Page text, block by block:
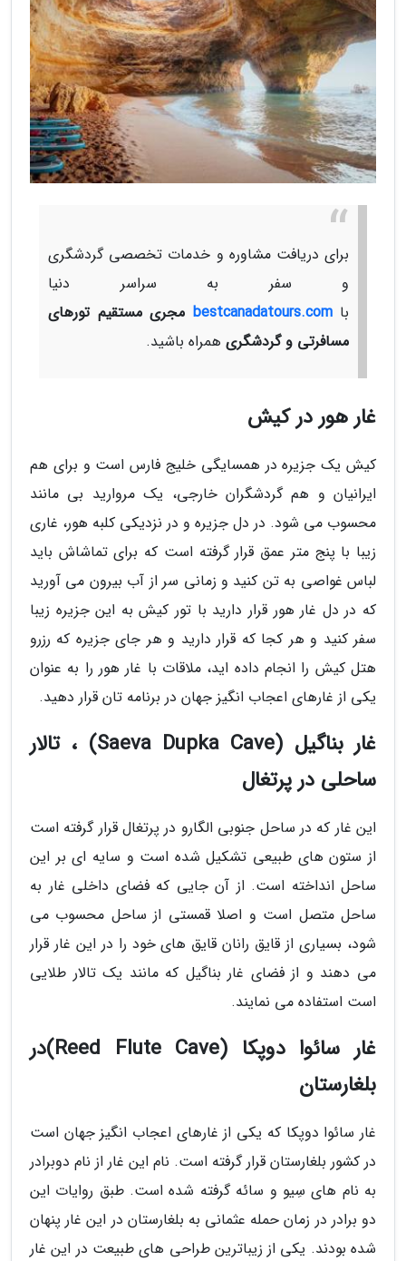
برای دریافت مشاوره و خدمات تخصصی گردشگری
و سفر به سراسر دنیا
باbestcanadatours.com مجری مستقیم تورهای
مسافرتی و گردشگری همراه باشید.
غار هور در کیش
کیش یک جزیره در همسایگی خلیج فارس است و برای هم
ایرانیان و هم گردشگران خارجی، یک مروارید بی مانند
محسوب می شود. در دل جزیره و در نزدیکی کلبه هور، غاری
زیبا با پنج متر عمق قرار گرفته است که برای تماشاش باید
لباس غواصی به تن کنید و زمانی سر از آب بیرون می آورید
که در دل غار هور قرار دارید با تور کیش به این جزیره زیبا
سفر کنید و هر کجا که قرار دارید و هر جای جزیره که رزرو
هتل کیش را انجام داده اید، ملاقات با غار هور را به عنوان
یکی از غارهای اعجاب انگیز جهان در برنامه تان قرار دهید.
غار بناگیل (Saeva Dupka Cave) ، تالار
ساحلی در پرتغال
این غار که در ساحل جنوبی الگارو در پرتغال قرار گرفته است
از ستون های طبیعی تشکیل شده است و سایه ای بر این
ساحل انداخته است. از آن جایی که فضای داخلی غار به
ساحل متصل است و اصلا قمستی از ساحل محسوب می
شود، بسیاری از قایق رانان قایق های خود را در این غار قرار
می دهند و از فضای غار بناگیل که مانند یک تالار طلایی
است استفاده می نمایند.
غار سائوا دوپکا (Reed Flute Cave)در
بلغارستان
غار سائوا دوپکا که یکی از غارهای اعجاب انگیز جهان است
در کشور بلغارستان قرار گرفته است. نام این غار از نام دوبرادر
به نام های سِیو و سائه گرفته شده است. طبق روایات این
دو برادر در زمان حمله عثمانی به بلغارستان در این غار پنهان
شده بودند. یکی از زیباترین طراحی های طبیعت در این غار